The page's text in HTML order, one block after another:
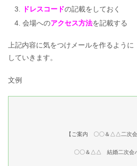
ドレスコードの記載をしておく
会場へのアクセス方法を記載する
上記内容に気をつけメールを作るように
していきます。
文例
【ご案内 〇〇＆△△二次会
〇〇＆△△ 結婚二次会